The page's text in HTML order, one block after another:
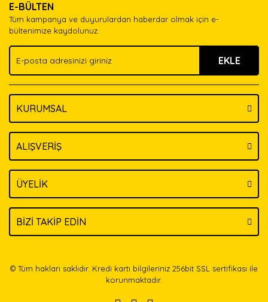
Ürün açıklamasında eksik bilgiler bulunuyor.
Ürün bilgilerinde hatalar bulunuyor.
Ürün fiyatı diğer sitelerden daha pahalı.
Bu ürüne benzer farklı alternatifler olmalı.
E-BÜLTEN
Tüm kampanya ve duyurulardan haberdar olmak için e-
bültenimize kaydolunuz.
EKLE
KURUMSAL
ALIŞVERİŞ
ÜYELİK
BİZİ TAKİP EDİN
© Tüm hakları saklıdır. Kredi kartı bilgileriniz 256bit SSL sertifikası ile
korunmaktadır.